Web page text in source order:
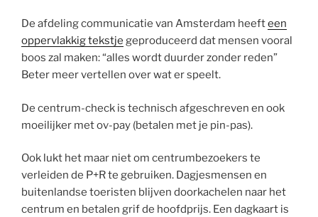
De afdeling communicatie van Amsterdam heefteen
oppervlakkig tekstje geproduceerd dat mensen vooral
boos zal maken: “alles wordt duurder zonder reden”
Beter meer vertellen over wat er speelt.
De centrum-check is technisch afgeschreven en ook
moeilijker met ov-pay (betalen met je pin-pas).
Ook lukt het maar niet om centrumbezoekers te
verleiden de P+R te gebruiken. Dagjesmensen en
buitenlandse toeristen blijven doorkachelen naar het
centrum en betalen grif de hoofdprijs. Een dagkaart is